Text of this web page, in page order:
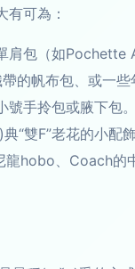
可為：
肩包（如
的帆布包、或一
手拎包或腋下包。
“雙F”老花的小配飾
hobo、Coach的